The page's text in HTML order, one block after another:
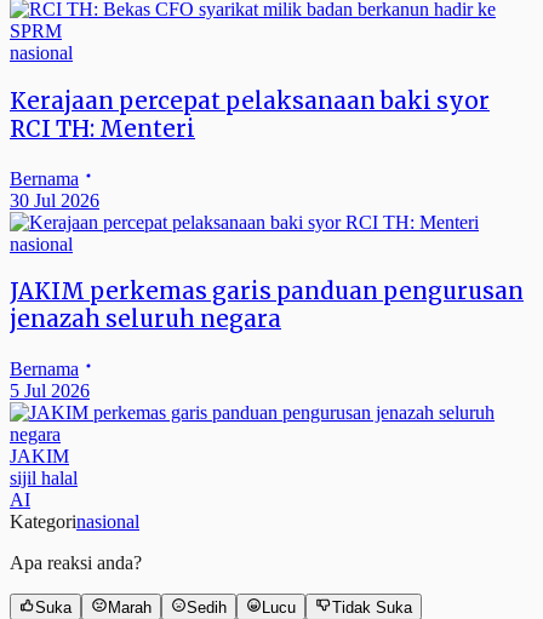
nasional
Kerajaan percepat pelaksanaan baki syor
RCI TH: Menteri
Bernama
30 Jul 2026
nasional
JAKIM perkemas garis panduan pengurusan
jenazah seluruh negara
Bernama
5 Jul 2026
JAKIM
sijil halal
AI
Kategorinasional
Apa reaksi anda?
Suka Marah Sedih Lucu Tidak Suka